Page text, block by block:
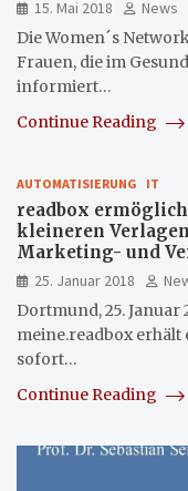
15. Mai 2018
News
Die Women´s
Frauen, die im
informiert…
Continue Reading
AUTOMATISIERUNG IT
readbox
kleineren
Marketing- und
25. Januar 2018
Dortmund, 25. Januar
meine.readbox erhält
sofort…
Continue Reading